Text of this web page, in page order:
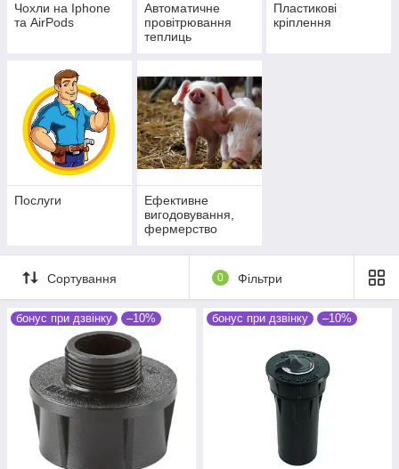
Чохли на Iphone
та AirPods
Автоматичне
провітрювання
теплиць
Пластикові
кріплення
Послуги
Ефективне
вигодовування,
фермерство
Сортування 0 Фільтри
бонус при дзвінку –10% бонус при дзвінку –10%